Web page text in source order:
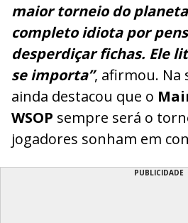
maior torneio do
completo idiota por
desperdiçar fichas. Ele
se importa”, afirmou. Na
ainda destacou que o
WSOP sempre será o
jogadores sonham em
PUBLICIDADE